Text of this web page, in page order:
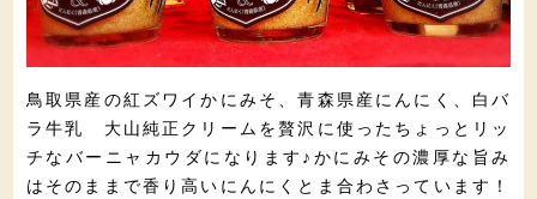
鳥取県産の紅ズワイかにみそ、青森県産にんにく、白バ
ラ牛乳 大山純正クリームを贅沢に使ったちょっとリッ
チなバーニャカウダになります♪かにみその濃厚な旨み
はそのままで香り高いにんにくとま合わさっています！